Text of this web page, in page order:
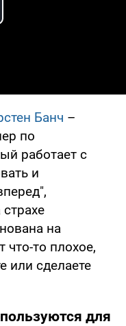
Video
Банч –
по
работает с
и
на
что-то плохое,
или сделаете
для